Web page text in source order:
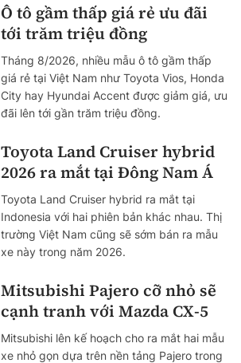
Ô tô gầm thấp giá rẻ ưu đãi
tới trăm triệu đồng
Tháng 8/2026, nhiều mẫu ô tô gầm thấp
giá rẻ tại Việt Nam như Toyota Vios, Honda
City hay Hyundai Accent được giảm giá, ưu
đãi lên tới gần trăm triệu đồng.
Toyota Land Cruiser hybrid
2026 ra mắt tại Đông Nam Á
Toyota Land Cruiser hybrid ra mắt tại
Indonesia với hai phiên bản khác nhau. Thị
trường Việt Nam cũng sẽ sớm bán ra mẫu
xe này trong năm 2026.
Mitsubishi Pajero cỡ nhỏ sẽ
cạnh tranh với Mazda CX-5
Mitsubishi lên kế hoạch cho ra mắt hai mẫu
xe nhỏ gọn dựa trên nền tảng Pajero trong